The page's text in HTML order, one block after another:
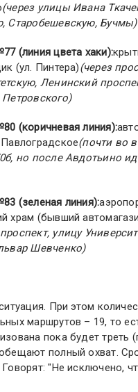
(через улицы Ивана
Старобешевскую, Бучмы)
(линия цвета хаки):
(ул. Пинтера)(через
Ленинский
(коричневая линия):
(почти во
но после Авдотьино
(зеленая линия):
храм (бывший
улицу
Шевченко)
При этом
маршрутов – 19, то
пока будет треть
полный охват.
"Не исключено,